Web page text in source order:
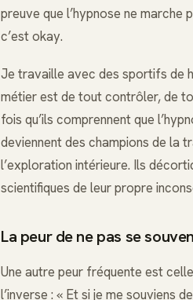
preuve que l’hypnose ne
c’est okay.
Je travaille avec des sportifs de
métier est de tout contrôler, de
fois qu’ils comprennent que
deviennent des champions de la
l’exploration intérieure. Ils
scientifiques de leur propre
La peur de ne pas se
Une autre peur fréquente est
l’inverse : « Et si je me souviens